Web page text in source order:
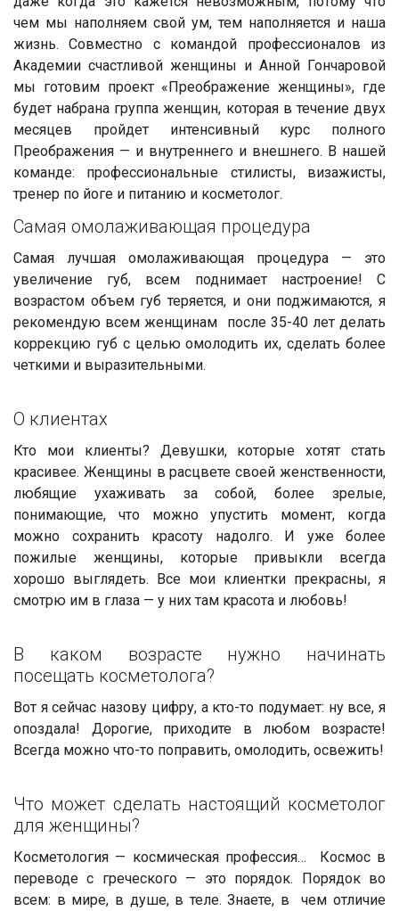
чем мы наполняем свой ум, тем наполняется и наша
жизнь. Совместно с командой профессионалов из
Академии счастливой женщины и Анной Гончаровой
мы готовим проект «Преображение женщины», где
будет набрана группа женщин, которая в течение двух
месяцев пройдет интенсивный курс полного
Преображения — и внутреннего и внешнего. В нашей
команде: профессиональные стилисты, визажисты,
тренер по йоге и питанию и косметолог.
Самая омолаживающая процедура
Самая лучшая омолаживающая процедура — это
увеличение губ, всем поднимает настроение! С
возрастом объем губ теряется, и они поджимаются, я
рекомендую всем женщинам после 35-40 лет делать
коррекцию губ с целью омолодить их, сделать более
четкими и выразительными.
О клиентах
Кто мои клиенты? Девушки, которые хотят стать
красивее. Женщины в расцвете своей женственности,
любящие ухаживать за собой, более зрелые,
понимающие, что можно упустить момент, когда
можно сохранить красоту надолго. И уже более
пожилые женщины, которые привыкли всегда
хорошо выглядеть. Все мои клиентки прекрасны, я
смотрю им в глаза — у них там красота и любовь!
В каком возрасте нужно начинать
посещать косметолога?
Вот я сейчас назову цифру, а кто-то подумает: ну все, я
опоздала! Дорогие, приходите в любом возрасте!
Всегда можно что-то поправить, омолодить, освежить!
Что может сделать настоящий косметолог
для женщины?
Косметология — космическая профессия… Космос в
переводе с греческого — это порядок. Порядок во
всем: в мире, в душе, в теле. Знаете, в чем отличие